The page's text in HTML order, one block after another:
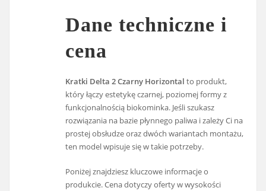
Dane techniczne i
cena
Kratki Delta 2 Czarny Horizontal to produkt,
który łączy estetykę czarnej, poziomej formy z
funkcjonalnością biokominka. Jeśli szukasz
rozwiązania na bazie płynnego paliwa i zależy Ci na
prostej obsłudze oraz dwóch wariantach montażu,
ten model wpisuje się w takie potrzeby.
Poniżej znajdziesz kluczowe informacje o
produkcie. Cena dotyczy oferty w wysokości